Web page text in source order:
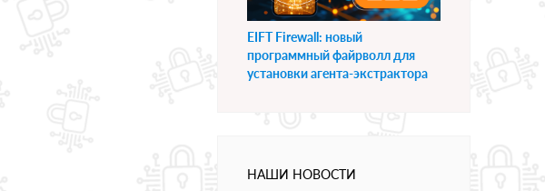
EIFT Firewall: новый
программный файрволл для
установки агента-экстрактора
НАШИ НОВОСТИ